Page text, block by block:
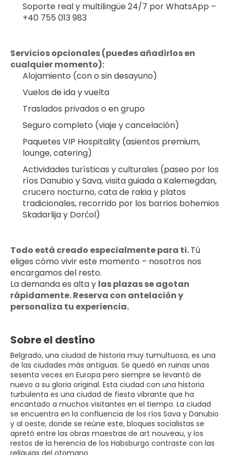
Soporte real y multilingüe 24/7 por WhatsApp –
+40 755 013 983
Servicios opcionales (puedes añadirlos en
cualquier momento):
Alojamiento (con o sin desayuno)
Vuelos de ida y vuelta
Traslados privados o en grupo
Seguro completo (viaje y cancelación)
Paquetes VIP Hospitality (asientos premium,
lounge, catering)
Actividades turísticas y culturales (paseo por los
ríos Danubio y Sava, visita guiada a Kalemegdan,
crucero nocturno, cata de rakia y platos
tradicionales, recorrido por los barrios bohemios
Skadarlija y Dorćol)
Todo está creado especialmente para ti. Tú
eliges cómo vivir este momento – nosotros nos
encargamos del resto.
La demanda es alta y las plazas se agotan
rápidamente. Reserva con antelación y
personaliza tu experiencia.
Sobre el destino
Belgrado, una ciudad de historia muy tumultuosa, es una
de las ciudades más antiguas. Se quedó en ruinas unas
sesenta veces en Europa pero siempre se levantó de
nuevo a su gloria original. Esta ciudad con una historia
turbulenta es una ciudad de fiesta vibrante que ha
encantado a muchos visitantes en el tiempo. La ciudad
se encuentra en la confluencia de los ríos Sava y Danubio
y al oeste, donde se reúne este, bloques socialistas se
apretó entre las obras maestras de art nouveau, y los
restos de la herencia de los Habsburgo contraste con las